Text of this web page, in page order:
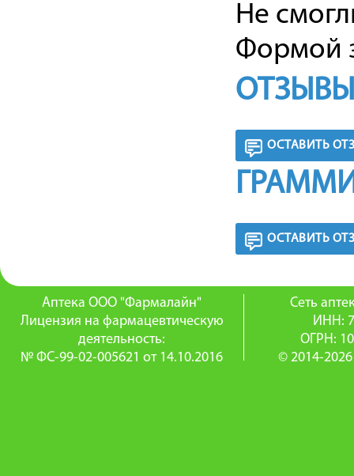
Не
Формой
ОСТАВИТЬ
ОСТАВИТЬ
Аптека ООО "Фармалайн"
Лицензия на фармацевтическую
деятельность:
№ ФС-99-02-005621 от 14.10.2016
Сеть
ИНН:
ОГРН:
© 2014-